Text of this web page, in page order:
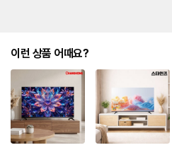
이런 상품 어때요?